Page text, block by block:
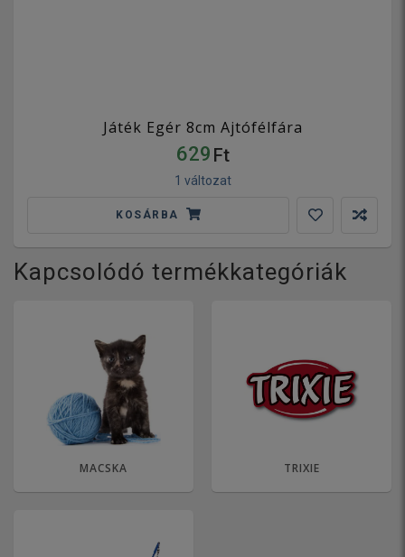
Játék Egér 8cm Ajtófélfára
629 Ft
1 változat
KOSÁRBA
Kapcsolódó termékkategóriák
MACSKA TRIXIE